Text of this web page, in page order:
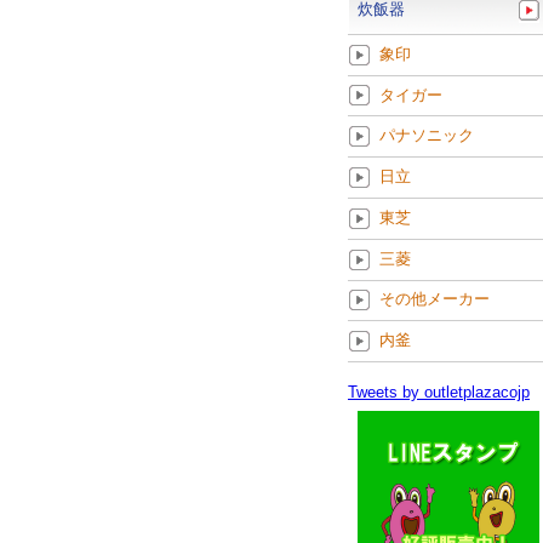
炊飯器
象印
タイガー
パナソニック
日立
東芝
三菱
その他メーカー
内釜
Tweets by outletplazacojp